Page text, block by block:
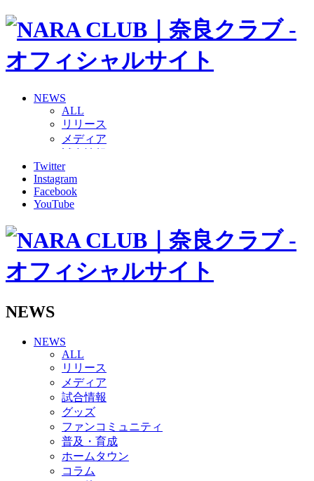
NEWS
ALL
リリース
メディア
グッズ
ファンコミュニティ
普及・育成
ホームタウン
その他
2026/27トップチーム
2026/27トップチームスタッフ
ボランティアチーム「volundeer」
ビクトリーロード
HOMEGAME
観戦ルール＆マナー
ホームゲーム運営管理規定
Jリーグ運営管理規定
写真・動画使用ガイドライン
ロートフィールド奈良
SCHEDULE
2026/27
Twitter
Instagram
Facebook
YouTube
NEWS
NEWS
ALL
リリース
メディア
試合情報
グッズ
ファンコミュニティ
普及・育成
ホームタウン
コラム